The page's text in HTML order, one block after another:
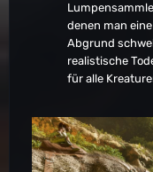
denen man
Abgrund
realistische
für alle